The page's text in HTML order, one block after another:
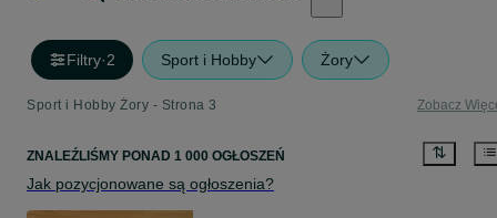
Filtry·2 Sport i Hobby Żory
Sport i Hobby Żory - Strona 3 Zobacz
ZNALEŹLIŚMY PONAD 1 000 OGŁOSZEŃ
Jak pozycjonowane są ogłoszenia?